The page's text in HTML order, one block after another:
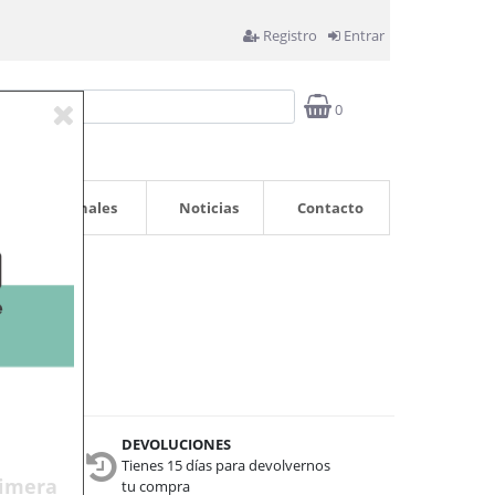
Registro Entrar
0
Profesionales Noticias Contacto
DEVOLUCIONES
Tienes 15 días para devolvernos
tu compra